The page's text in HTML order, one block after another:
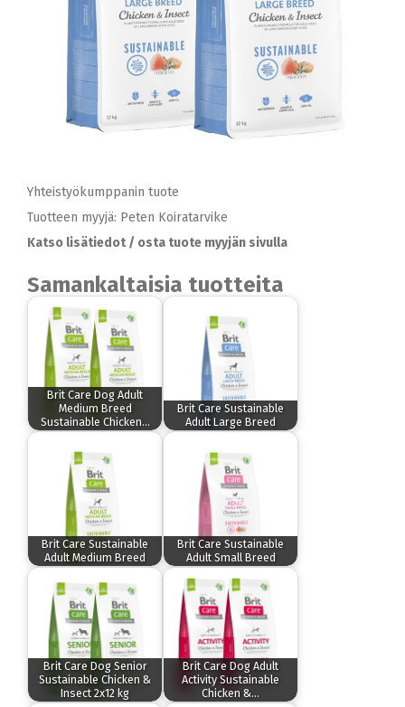
Yhteistyökumppanin tuote
Tuotteen myyjä: Peten Koiratarvike
Katso lisätiedot / osta tuote myyjän sivulla
Samankaltaisia tuotteita
Brit Care Dog Adult
Medium Breed
Sustainable Chicken…
Brit Care Sustainable
Adult Large Breed
Brit Care Sustainable
Adult Medium Breed
Brit Care Sustainable
Adult Small Breed
Brit Care Dog Senior
Sustainable Chicken &
Insect 2x12 kg
Brit Care Dog Adult
Activity Sustainable
Chicken &…